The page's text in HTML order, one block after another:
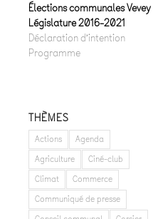
Élections communales Vevey
Législature 2016-2021
Déclaration d’intention
Programme
THÈMES
Actions
Agenda
Agriculture
Ciné-club
Climat
Commerce
Communiqué de presse